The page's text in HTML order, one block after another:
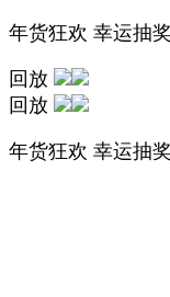
年货狂欢 幸运抽
回放
回放
年货狂欢 幸运抽